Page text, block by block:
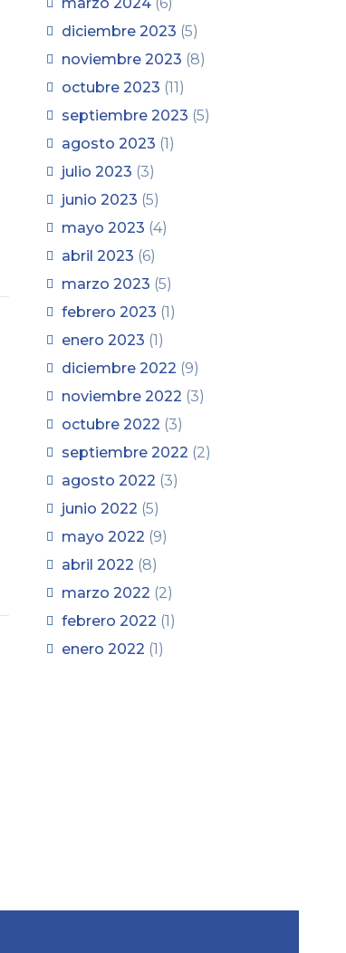
diciembre 2023 (5)
noviembre 2023 (8)
octubre 2023 (11)
septiembre 2023 (5)
agosto 2023 (1)
julio 2023 (3)
junio 2023 (5)
mayo 2023 (4)
abril 2023 (6)
marzo 2023 (5)
febrero 2023 (1)
enero 2023 (1)
diciembre 2022 (9)
noviembre 2022 (3)
octubre 2022 (3)
septiembre 2022 (2)
agosto 2022 (3)
junio 2022 (5)
mayo 2022 (9)
abril 2022 (8)
marzo 2022 (2)
febrero 2022 (1)
enero 2022 (1)